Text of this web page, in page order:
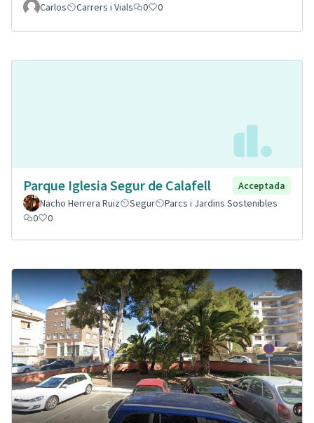
Carlos Carrers i Vials 0 0
Parque Iglesia Segur de Calafell
Acceptada
Nacho Herrera Ruiz
Segur
Parcs i Jardins Sostenibles
0
0